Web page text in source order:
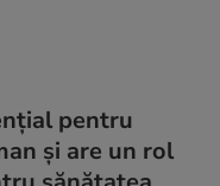
pentru
și are un rol